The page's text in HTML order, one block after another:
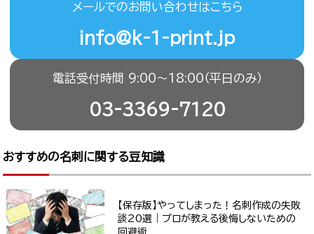
メールでのお問い合わせはこちら
info@k-1-print.jp
電話受付時間 9:00〜18:00（平日のみ）
03-3369-7120
おすすめの名刺に関する豆知識
【保存版】やってしまった！名刺作成の失敗
談20選｜プロが教える後悔しないための
回避術